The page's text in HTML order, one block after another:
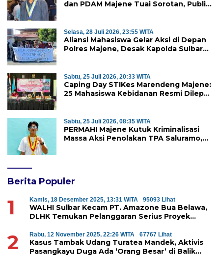
dan PDAM Majene Tuai Sorotan, Publik
Selasa, 28 Juli 2026, 23:55 WITA
Aliansi Mahasiswa Gelar Aksi di Depan
Polres Majene, Desak Kapolda Sulbar
Sabtu, 25 Juli 2026, 20:33 WITA
Caping Day STIKes Marendeng Majene:
25 Mahasiswa Kebidanan Resmi Dilepas
Sabtu, 25 Juli 2026, 08:35 WITA
PERMAHI Majene Kutuk Kriminalisasi
Massa Aksi Penolakan TPA Saluramo,
Berita Populer
1 Kamis, 18 Desember 2025, 13:31 WITA 95093 Lihat
WALHI Sulbar Kecam PT. Amazone Bua Belawa,
DLHK Temukan Pelanggaran Serius Proyek
2 Rabu, 12 November 2025, 22:26 WITA 67767 Lihat
Kasus Tambak Udang Turatea Mandek, Aktivis
Pasangkayu Duga Ada ‘Orang Besar’ di Balik